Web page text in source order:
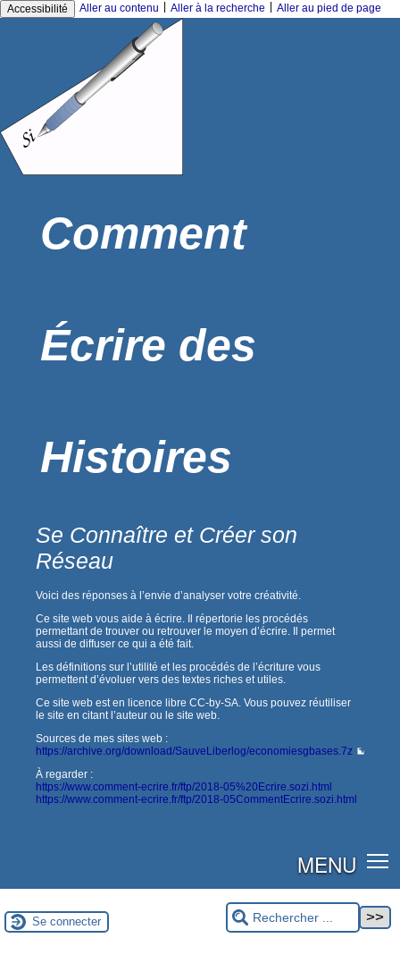
Accessibilité Aller au contenu Aller à la recherche Aller au pied de page
Comment
Écrire des
Histoires
Se Connaître et Créer son
Réseau
Voici des réponses à l’envie d’analyser votre créativité.
Ce site web vous aide à écrire. Il répertorie les procédés
permettant de trouver ou retrouver le moyen d’écrire. Il permet
aussi de diffuser ce qui a été fait.
Les définitions sur l’utilité et les procédés de l’écriture vous
permettent d’évoluer vers des textes riches et utiles.
Ce site web est en licence libre CC-by-SA. Vous pouvez réutiliser
le site en citant l’auteur ou le site web.
Sources de mes sites web :
https://archive.org/download/SauveLiberlog/economiesgbases.7z
À regarder :
https://www.comment-ecrire.fr/ftp/2018-05%20Ecrire.sozi.html
https://www.comment-ecrire.fr/ftp/2018-05CommentEcrire.sozi.html
MENU
Se connecter